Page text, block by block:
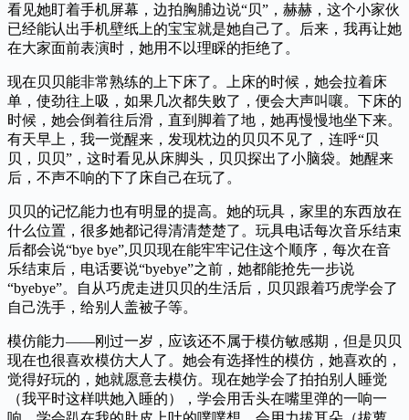
看见她盯着手机屏幕，边拍胸脯边说“贝”，赫赫，这个小家伙
已经能认出手机壁纸上的宝宝就是她自己了。后来，我再让她
在大家面前表演时，她用不以理睬的拒绝了。
现在贝贝能非常熟练的上下床了。上床的时候，她会拉着床
单，使劲往上吸，如果几次都失败了，便会大声叫嚷。下床的
时候，她会倒着往后滑，直到脚着了地，她再慢慢地坐下来。
有天早上，我一觉醒来，发现枕边的贝贝不见了，连呼“贝
贝，贝贝”，这时看见从床脚头，贝贝探出了小脑袋。她醒来
后，不声不响的下了床自己在玩了。
贝贝的记忆能力也有明显的提高。她的玩具，家里的东西放在
什么位置，很多她都记得清清楚楚了。玩具电话每次音乐结束
后都会说“bye bye”,贝贝现在能牢牢记住这个顺序，每次在音
乐结束后，电话要说“byebye”之前，她都能抢先一步说
“byebye”。自从巧虎走进贝贝的生活后，贝贝跟着巧虎学会了
自己洗手，给别人盖被子等。
模仿能力——刚过一岁，应该还不属于模仿敏感期，但是贝贝
现在也很喜欢模仿大人了。她会有选择性的模仿，她喜欢的，
觉得好玩的，她就愿意去模仿。现在她学会了拍拍别人睡觉
（我平时这样哄她入睡的），学会用舌头在嘴里弹的一响一